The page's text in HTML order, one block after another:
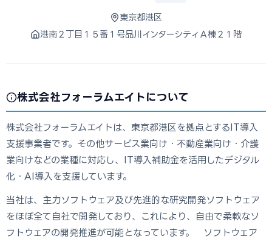
東京都港区
港南２丁目１５番１号品川インターシティＡ棟２１階
株式会社フォーラムエイトについて
株式会社フォーラムエイトは、東京都港区を拠点とするIT導入
支援事業者です。その他サービス業向け・不動産業向け・介護
業向けなどの業種に対応し、IT導入補助金を活用したデジタル
化・AI導入を支援しています。
当社は、主力ソフトウェア及び先進的な研究開発ソフトウェア
をほぼ全て自社で開発しており、これにより、自由で柔軟なソ
フトウェアの開発推進が可能となっています。 ソフトウェア